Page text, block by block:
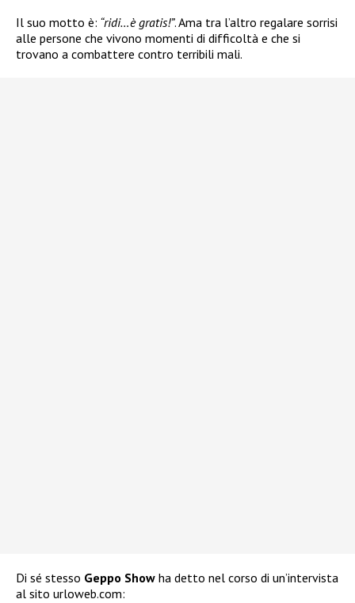
Il suo motto è: “ridi…è gratis!”. Ama tra l’altro regalare sorrisi
alle persone che vivono momenti di difficoltà e che si
trovano a combattere contro terribili mali.
Di sé stesso Geppo Show ha detto nel corso di un’intervista
al sito urloweb.com: